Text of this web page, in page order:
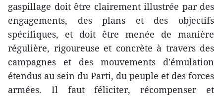
gaspillage doit être clairement illustrée par des
engagements, des plans et des objectifs
spécifiques, et doit être menée de manière
régulière, rigoureuse et concrète à travers des
campagnes et des mouvements d'émulation
étendus au sein du Parti, du peuple et des forces
armées. Il faut féliciter, récompenser et